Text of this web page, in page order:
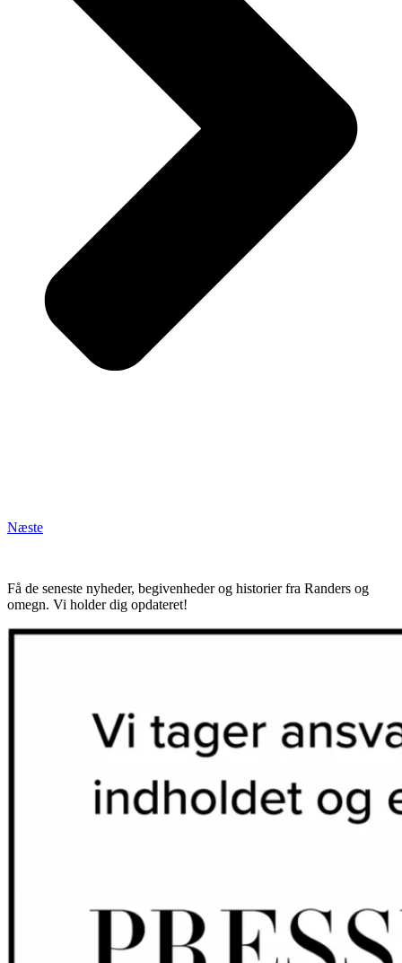
Næste
Få de seneste nyheder, begivenheder og historier fra Randers og
omegn. Vi holder dig opdateret!